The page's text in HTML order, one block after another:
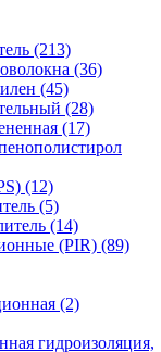
(213)
(36)
(45)
(28)
(17)
(12)
(5)
(14)
(PIR) (89)
(2)
гидроизоляция,